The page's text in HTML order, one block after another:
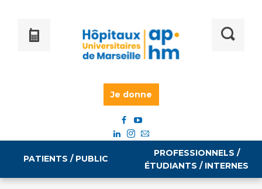
Je donne
PATIENTS / PUBLIC
PROFESSIONNELS /
ÉTUDIANTS / INTERNES